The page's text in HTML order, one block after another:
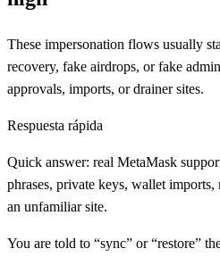
These impersonation flows usually
recovery, fake airdrops, or fake
approvals, imports, or drainer sites.
Respuesta rápida
Quick answer: real MetaMask
phrases, private keys, wallet imports,
an unfamiliar site.
You are told to “sync” or “restore”